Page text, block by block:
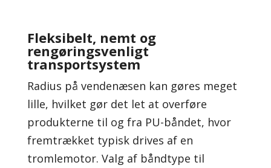
Fleksibelt, nemt og
rengøringsvenligt
transportsystem
​Radius på vendenæsen kan gøres meget
lille, hvilket gør det let at overføre
produkterne til og fra PU-båndet, hvor
fremtrækket typisk drives af en
tromlemotor. Valg af båndtype til